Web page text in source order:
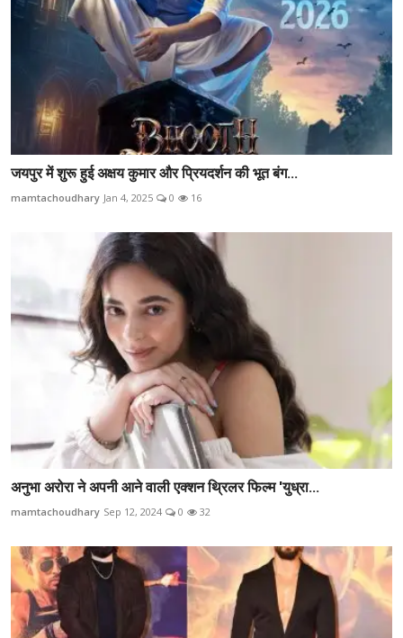
जयपुर में शुरू हुई अक्षय कुमार और प्रियदर्शन की भूत बंग...
mamtachoudhary Jan 4, 2025 0 16
अनुभा अरोरा ने अपनी आने वाली एक्शन थ्रिलर फिल्म 'युध्रा...
mamtachoudhary Sep 12, 2024 0 32